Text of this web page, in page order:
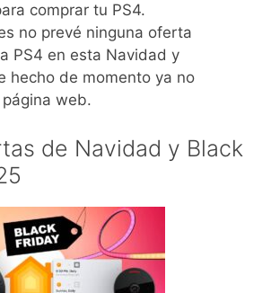
comprar tu PS4.
no prevé ninguna oferta
PS4 en esta Navidad y
hecho de momento ya no
web.
de Navidad y Black